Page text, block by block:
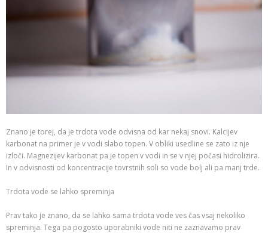
Znano je torej, da je trdota vode odvisna od kar nekaj snovi. Kalcijev
karbonat na primer je v vodi slabo topen. V obliki usedline se zato iz nje
izloči. Magnezijev karbonat pa je topen v vodi in se v njej počasi hidrolizira.
In v odvisnosti od koncentracije tovrstnih soli so vode bolj ali pa manj trde.
Trdota vode se lahko spreminja
Prav tako je znano, da se lahko sama trdota vode ves čas vsaj nekoliko
spreminja. Tega pa pogosto uporabniki vode niti ne zaznavamo prav